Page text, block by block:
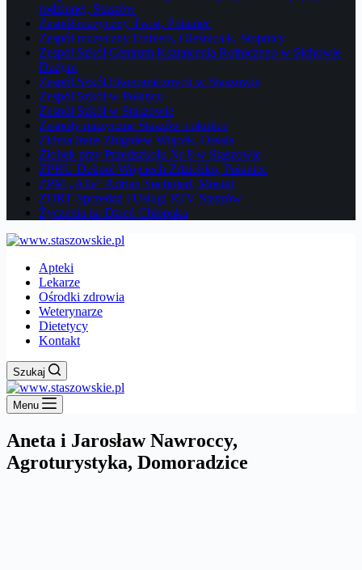
rodzinnej, Staszów
Zespół muzyczny Twist, Połaniec
Zespół muzyczny Univers, Oleśnica k. Stopnicy
Zespół Szkół Centrum Kształcenia Rolniczego w Sichowie
Dużym
Zespół Szkół Ekonomicznych w Staszowie
Zespół Szkół w Połańcu
Zespół Szkół w Staszowie
Zespoły muzyczne Staszów i okolice
ZidmaTrans Zbigniew Wiącek, Ossala
Żłobek przy Przedszkolu Nr 8 w Staszowie
ZPHU Dekpol Wojciech Zdziebko, Połaniec
ZPM „Alfa” Adrian Suchojad, Mostki
ZURT Sprzedaż i Usługi RTV Staszów
Życzenia na Dzień Chłopaka
Apteki
Lekarze
Ośrodki zdrowia
Weterynarze
Dietetycy
Kontakt
Szukaj
Menu
Aneta i Jarosław Nawroccy,
Agroturystyka, Domoradzice